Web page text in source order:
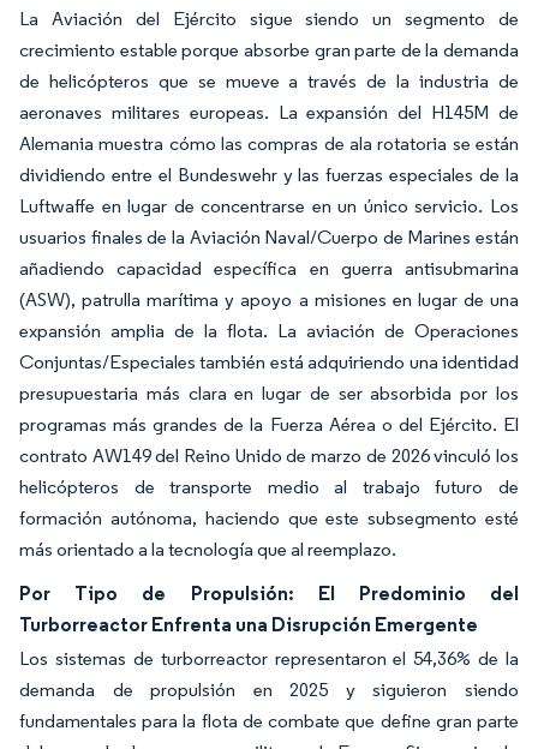
La Aviación del Ejército sigue siendo un segmento de
crecimiento estable porque absorbe gran parte de la demanda
de helicópteros que se mueve a través de la industria de
aeronaves militares europeas. La expansión del H145M de
Alemania muestra cómo las compras de ala rotatoria se están
dividiendo entre el Bundeswehr y las fuerzas especiales de la
Luftwaffe en lugar de concentrarse en un único servicio. Los
usuarios finales de la Aviación Naval/Cuerpo de Marines están
añadiendo capacidad específica en guerra antisubmarina
(ASW), patrulla marítima y apoyo a misiones en lugar de una
expansión amplia de la flota. La aviación de Operaciones
Conjuntas/Especiales también está adquiriendo una identidad
presupuestaria más clara en lugar de ser absorbida por los
programas más grandes de la Fuerza Aérea o del Ejército. El
contrato AW149 del Reino Unido de marzo de 2026 vinculó los
helicópteros de transporte medio al trabajo futuro de
formación autónoma, haciendo que este subsegmento esté
más orientado a la tecnología que al reemplazo.
Por Tipo de Propulsión: El Predominio del
Turborreactor Enfrenta una Disrupción Emergente
Los sistemas de turborreactor representaron el 54,36% de la
demanda de propulsión en 2025 y siguieron siendo
fundamentales para la flota de combate que define gran parte